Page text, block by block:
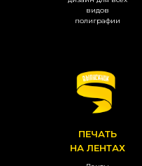
ПЕЧАТЬ
НА ЛЕНТАХ
видов
полиграфии